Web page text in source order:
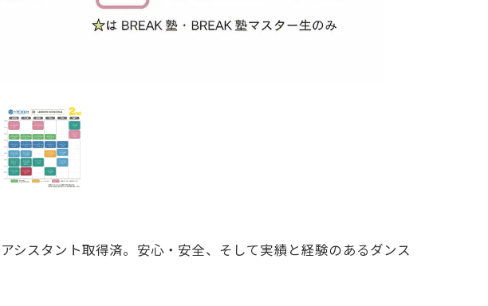
スタント取得済。安心・安全、そして実績と経験のあるダンス